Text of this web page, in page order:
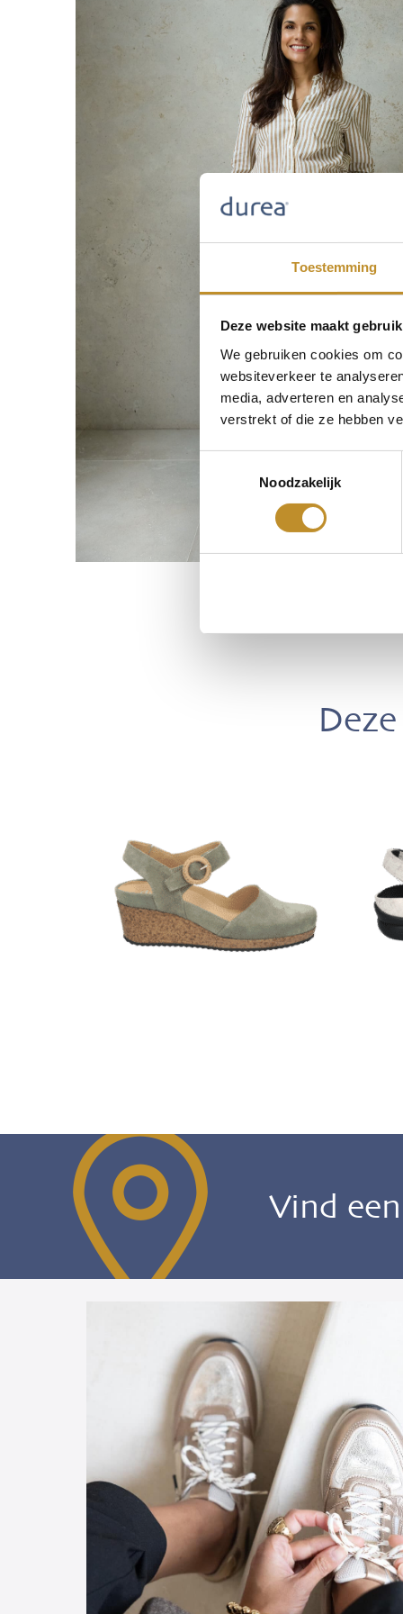
Toestemming
Deze website maakt
We gebruiken cookies om
websiteverkeer te
media, adverteren en
verstrekt of die ze hebben
Noodzakelijk
Vind